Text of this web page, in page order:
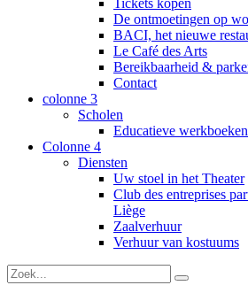
Tickets kopen
De ontmoetingen op
BACI, het nieuwe
Le Café des Arts
Bereikbaarheid &
Contact
colonne 3
Scholen
Educatieve werkboeken
Colonne 4
Diensten
Uw stoel in het Theater
Club des entreprises
Liège
Zaalverhuur
Verhuur van kostuums